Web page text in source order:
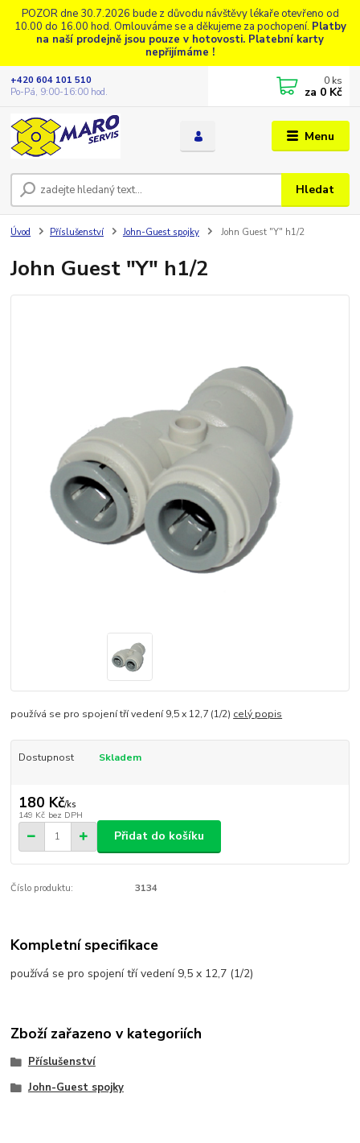
POZOR dne 30.7.2026 bude z důvodu návštěvy lékaře otevřeno od
10.00 do 16.00 hod. Omlouváme se a děkujeme za pochopení. Platby
na naší prodejně jsou pouze v hotovosti. Platební karty
nepřijímáme !
Menu
Hledat
+420 604 101 510
Po-Pá, 9:00-16:00 hod.
0 ks
za 0 Kč
Úvod Příslušenství John-Guest spojky John Guest "Y" h1/2
John Guest "Y" h1/2
používá se pro spojení tří vedení 9,5 x 12,7 (1/2) celý popis
Dostupnost Skladem
180 Kč/ks
149 Kč bez DPH
Přidat do košíku
Číslo produktu: 3134
Kompletní specifikace
používá se pro spojení tří vedení 9,5 x 12,7 (1/2)
Zboží zařazeno v kategoriích
Příslušenství
John-Guest spojky